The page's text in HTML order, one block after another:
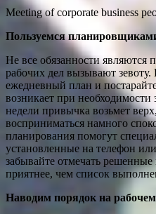
Meeting of corporate business
Пользуемся
Не все обязанности
рабочих дел вызывают
ежедневный план и
возникает при
недели привычка возьмет
восприниматься намного
планирования помогут
установленные на телефон
забывайте отмечать
приятнее, чем список
Наводим порядок на рабочем